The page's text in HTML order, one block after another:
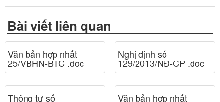
Bài viết liên quan
Văn bản hợp nhất
25/VBHN-BTC .doc
Nghị định số
129/2013/NĐ-CP .doc
Thông tư số Văn bản hợp nhất